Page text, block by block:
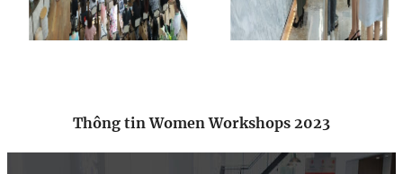
Thông tin Women Workshops 2023